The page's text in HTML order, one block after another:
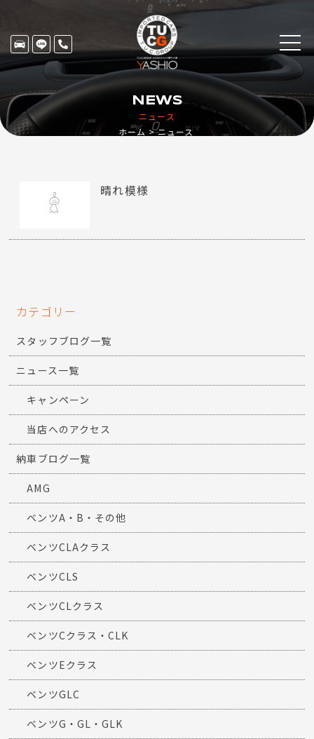
ニュース
NEWS
ホーム ニュース
晴れ模様
カテゴリー
スタッフブログ一覧
ニュース一覧
キャンペーン
当店へのアクセス
納車ブログ一覧
AMG
ベンツA・B・その他
ベンツCLAクラス
ベンツCLS
ベンツCLクラス
ベンツCクラス・CLK
ベンツEクラス
ベンツGLC
ベンツG・GL・GLK